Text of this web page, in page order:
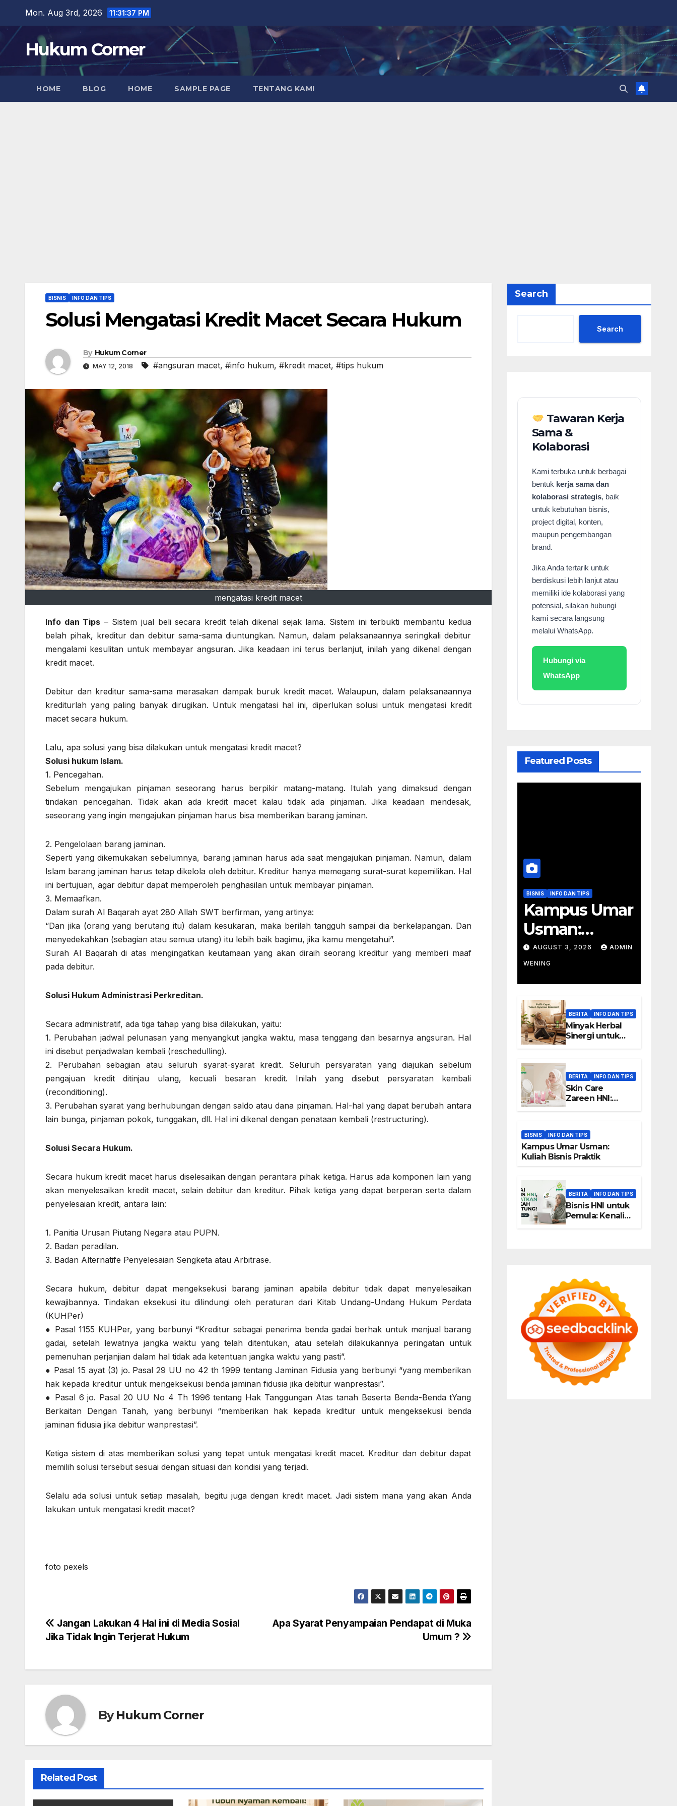
content
Mon. Aug 3rd, 2026 11:31:38 PM
Hukum Corner
HOME BLOG HOME SAMPLE PAGE TENTANG KAMI
BISNIS INFO DAN TIPS
Solusi Mengatasi Kredit Macet Secara Hukum
By Hukum Corner
MAY 12, 2018 #angsuran macet, #info hukum, #kredit macet, #tips hukum
mengatasi kredit macet
Info dan Tips – Sistem jual beli secara kredit telah dikenal sejak lama. Sistem ini terbukti membantu kedua
belah pihak, kreditur dan debitur sama-sama diuntungkan. Namun, dalam pelaksanaannya seringkali debitur
mengalami kesulitan untuk membayar angsuran. Jika keadaan ini terus berlanjut, inilah yang dikenal dengan
kredit macet.
Debitur dan kreditur sama-sama merasakan dampak buruk kredit macet. Walaupun, dalam pelaksanaannya
krediturlah yang paling banyak dirugikan. Untuk mengatasi hal ini, diperlukan solusi untuk mengatasi kredit
macet secara hukum.
Lalu, apa solusi yang bisa dilakukan untuk mengatasi kredit macet?
Solusi hukum Islam.
1. Pencegahan.
Sebelum mengajukan pinjaman seseorang harus berpikir matang-matang. Itulah yang dimaksud dengan
tindakan pencegahan. Tidak akan ada kredit macet kalau tidak ada pinjaman. Jika keadaan mendesak,
seseorang yang ingin mengajukan pinjaman harus bisa memberikan barang jaminan.
2. Pengelolaan barang jaminan.
Seperti yang dikemukakan sebelumnya, barang jaminan harus ada saat mengajukan pinjaman. Namun, dalam
Islam barang jaminan harus tetap dikelola oleh debitur. Kreditur hanya memegang surat-surat kepemilikan. Hal
ini bertujuan, agar debitur dapat memperoleh penghasilan untuk membayar pinjaman.
3. Memaafkan.
Dalam surah Al Baqarah ayat 280 Allah SWT berfirman, yang artinya:
“Dan jika (orang yang berutang itu) dalam kesukaran, maka berilah tangguh sampai dia berkelapangan. Dan
menyedekahkan (sebagian atau semua utang) itu lebih baik bagimu, jika kamu mengetahui”.
Surah Al Baqarah di atas mengingatkan keutamaan yang akan diraih seorang kreditur yang memberi maaf
pada debitur.
Solusi Hukum Administrasi Perkreditan.
Secara administratif, ada tiga tahap yang bisa dilakukan, yaitu:
1. Perubahan jadwal pelunasan yang menyangkut jangka waktu, masa tenggang dan besarnya angsuran. Hal
ini disebut penjadwalan kembali (reschedulling).
2. Perubahan sebagian atau seluruh syarat-syarat kredit. Seluruh persyaratan yang diajukan sebelum
pengajuan kredit ditinjau ulang, kecuali besaran kredit. Inilah yang disebut persyaratan kembali
(reconditioning).
3. Perubahan syarat yang berhubungan dengan saldo atau dana pinjaman. Hal-hal yang dapat berubah antara
lain bunga, pinjaman pokok, tunggakan, dll. Hal ini dikenal dengan penataan kembali (restructuring).
Solusi Secara Hukum.
Secara hukum kredit macet harus diselesaikan dengan perantara pihak ketiga. Harus ada komponen lain yang
akan menyelesaikan kredit macet, selain debitur dan kreditur. Pihak ketiga yang dapat berperan serta dalam
penyelesaian kredit, antara lain:
1. Panitia Urusan Piutang Negara atau PUPN.
2. Badan peradilan.
3. Badan Alternatife Penyelesaian Sengketa atau Arbitrase.
Secara hukum, debitur dapat mengeksekusi barang jaminan apabila debitur tidak dapat menyelesaikan
kewajibannya. Tindakan eksekusi itu dilindungi oleh peraturan dari Kitab Undang-Undang Hukum Perdata
(KUHPer)
● Pasal 1155 KUHPer, yang berbunyi “Kreditur sebagai penerima benda gadai berhak untuk menjual barang
gadai, setelah lewatnya jangka waktu yang telah ditentukan, atau setelah dilakukannya peringatan untuk
pemenuhan perjanjian dalam hal tidak ada ketentuan jangka waktu yang pasti”.
● Pasal 15 ayat (3) jo. Pasal 29 UU no 42 th 1999 tentang Jaminan Fidusia yang berbunyi “yang memberikan
hak kepada kreditur untuk mengeksekusi benda jaminan fidusia jika debitur wanprestasi”.
● Pasal 6 jo. Pasal 20 UU No 4 Th 1996 tentang Hak Tanggungan Atas tanah Beserta Benda-Benda tYang
Berkaitan Dengan Tanah, yang berbunyi “memberikan hak kepada kreditur untuk mengeksekusi benda
jaminan fidusia jika debitur wanprestasi”.
Ketiga sistem di atas memberikan solusi yang tepat untuk mengatasi kredit macet. Kreditur dan debitur dapat
memilih solusi tersebut sesuai dengan situasi dan kondisi yang terjadi.
Selalu ada solusi untuk setiap masalah, begitu juga dengan kredit macet. Jadi sistem mana yang akan Anda
lakukan untuk mengatasi kredit macet?
foto pexels
Post
navigation
Apa Syarat Penyampaian Pendapat di Muka
Umum ?
Jangan Lakukan 4 Hal ini di Media Sosial
Jika Tidak Ingin Terjerat Hukum
ByHukum Corner
Related Post
Search
Search
Tawaran Kerja
Sama &
Kolaborasi
Kami terbuka untuk berbagai
bentuk kerja sama dan
kolaborasi strategis, baik
untuk kebutuhan bisnis,
project digital, konten,
maupun pengembangan
brand.
Jika Anda tertarik untuk
berdiskusi lebih lanjut atau
memiliki ide kolaborasi yang
potensial, silakan hubungi
kami secara langsung
melalui WhatsApp.
Hubungi via
WhatsApp
Featured Posts
BISNIS INFO DAN TIPS
Kampus Umar
Usman:
Pendidikan
Wirausaha
AUGUST 3, 2026 ADMIN
WENING
BERITA INFO DAN TIPS
Minyak Herbal
Sinergi untuk
Rutinitas Setelah
BERITA INFO DAN TIPS
Skin Care
Zareen HNI:
Keunggulan dan
BISNIS INFO DAN TIPS
Kampus Umar Usman:
Kuliah Bisnis Praktik
BERITA INFO DAN TIPS
Bisnis HNI untuk
Pemula: Kenali
Peluang Usaha